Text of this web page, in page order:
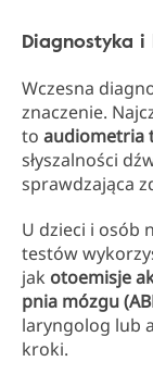
Diagnostyka i
Wczesna
znaczenie.
to audiometria
słyszalności
sprawdzająca
U dzieci i osób
testów
jak otoemisje
pnia mózgu
laryngolog lub
kroki.